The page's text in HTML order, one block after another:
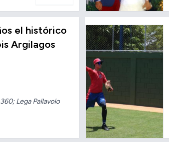
el histórico
Argilagos
Lega Pallavolo